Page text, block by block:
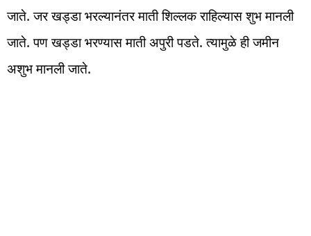
जाते. जर खड्डा भरल्यानंतर माती शिल्लक राहिल्यास शुभ मानली
जाते. पण खड्डा भरण्यास माती अपुरी पडते. त्यामुळे ही जमीन
अशुभ मानली जाते.